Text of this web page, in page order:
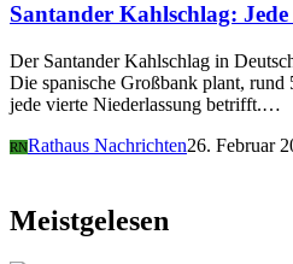
Santander Kahlschlag:
Der Santander Kahlschlag in
Die spanische Großbank plant,
jede vierte Niederlassung betrifft.…
RNRathaus Nachrichten26. Februar
Meistgelesen